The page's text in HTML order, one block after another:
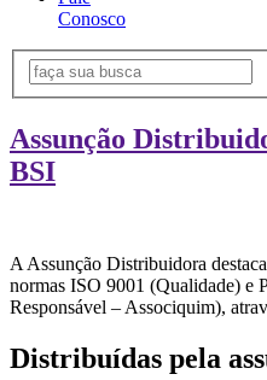
Conosco
Assunção
BSI
A Assunção Distribuidora
normas ISO 9001 (Qualidade) e
Responsável – Associquim),
Distribuídas pela